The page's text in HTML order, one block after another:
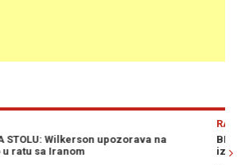
PREKRETNICI: Ray McGovern tvrdi da je
i da prijeti nuklearna eskalacija